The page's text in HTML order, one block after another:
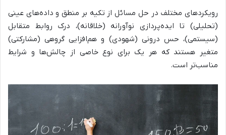
رویکردهای مختلف در حل مسائل از تکیه بر منطق و داده‌های عینی
(تحلیلی) تا ایده‌پردازی نوآورانه (خلاقانه)، درک روابط متقابل
(سیستمی)، حس درونی (شهودی) و هم‌افزایی گروهی (مشارکتی)
متغیر هستند که هر یک برای نوع خاصی از چالش‌ها و شرایط
مناسب‌تر است.